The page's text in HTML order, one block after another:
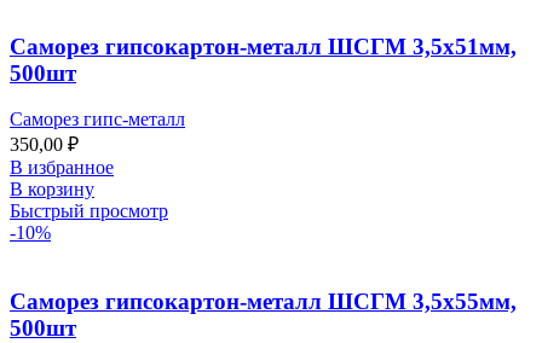
Саморез гипсокартон-металл ШСГМ 3,5х51мм,
500шт
Саморез гипс-металл
350,00 ₽
В избранное
В корзину
Быстрый просмотр
-10%
Саморез гипсокартон-металл ШСГМ 3,5х55мм,
500шт